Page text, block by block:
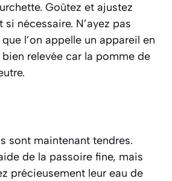
Goûtez et ajustez
si nécessaire. N’ayez pas
l’on appelle un appareil en
relevée car la pomme de
sont maintenant tendres.
de la passoire fine, mais
précieusement leur eau de